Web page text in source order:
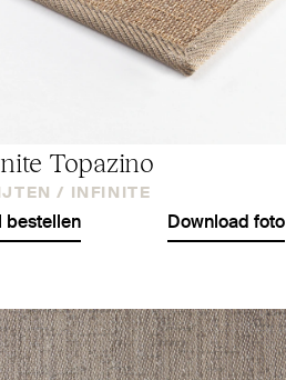
Topazino
/ INFINITE
bestellen Download foto